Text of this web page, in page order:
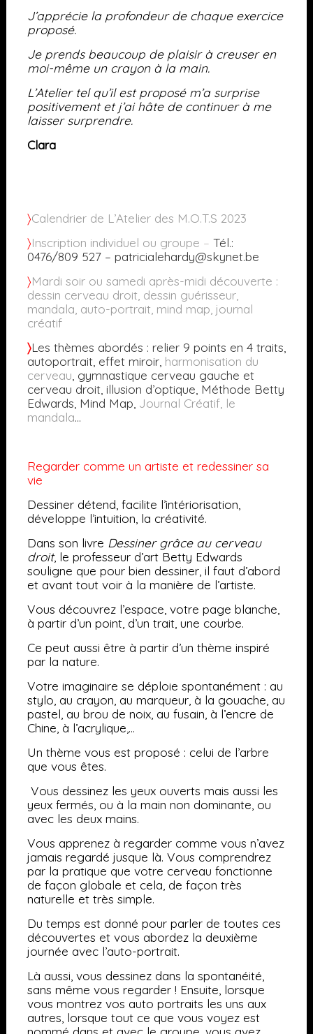
J’apprécie la profondeur de chaque exercice
proposé.
Je prends beaucoup de plaisir à creuser en
moi-même un crayon à la main.
L’Atelier tel qu’il est proposé m’a surprise
positivement et j’ai hâte de continuer à me
laisser surprendre.
Clara
〉Calendrier de L’Atelier des M.O.T.S 2023
〉Inscription individuel ou groupe – Tél.:
0476/809 527 – patricialehardy@skynet.be
〉Mardi soir ou samedi après-midi découverte :
dessin cerveau droit, dessin guérisseur,
mandala, auto-portrait, mind map, journal
créatif
〉Les thèmes abordés : relier 9 points en 4 traits,
autoportrait, effet miroir, harmonisation du
cerveau, gymnastique cerveau gauche et
cerveau droit, illusion d’optique, Méthode Betty
Edwards, Mind Map, Journal Créatif, le
mandala…
Regarder comme un artiste et redessiner sa
vie
Dessiner détend, facilite l’intériorisation,
développe l’intuition, la créativité.
Dans son livre Dessiner grâce au cerveau
droit, le professeur d’art Betty Edwards
souligne que pour bien dessiner, il faut d’abord
et avant tout voir à la manière de l’artiste.
Vous découvrez l’espace, votre page blanche,
à partir d’un point, d’un trait, une courbe.
Ce peut aussi être à partir d’un thème inspiré
par la nature.
Votre imaginaire se déploie spontanément : au
stylo, au crayon, au marqueur, à la gouache, au
pastel, au brou de noix, au fusain, à l’encre de
Chine, à l’acrylique,…
Un thème vous est proposé : celui de l’arbre
que vous êtes.
Vous dessinez les yeux ouverts mais aussi les
yeux fermés, ou à la main non dominante, ou
avec les deux mains.
Vous apprenez à regarder comme vous n’avez
jamais regardé jusque là. Vous comprendrez
par la pratique que votre cerveau fonctionne
de façon globale et cela, de façon très
naturelle et très simple.
Du temps est donné pour parler de toutes ces
découvertes et vous abordez la deuxième
journée avec l’auto-portrait.
Là aussi, vous dessinez dans la spontanéité,
sans même vous regarder ! Ensuite, lorsque
vous montrez vos auto portraits les uns aux
autres, lorsque tout ce que vous voyez est